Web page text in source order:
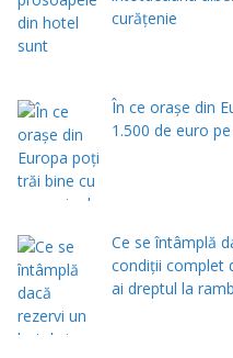
curățenie
În ce orașe din
1.500 de euro
Ce se întâmplă
condiții complet
ai dreptul la